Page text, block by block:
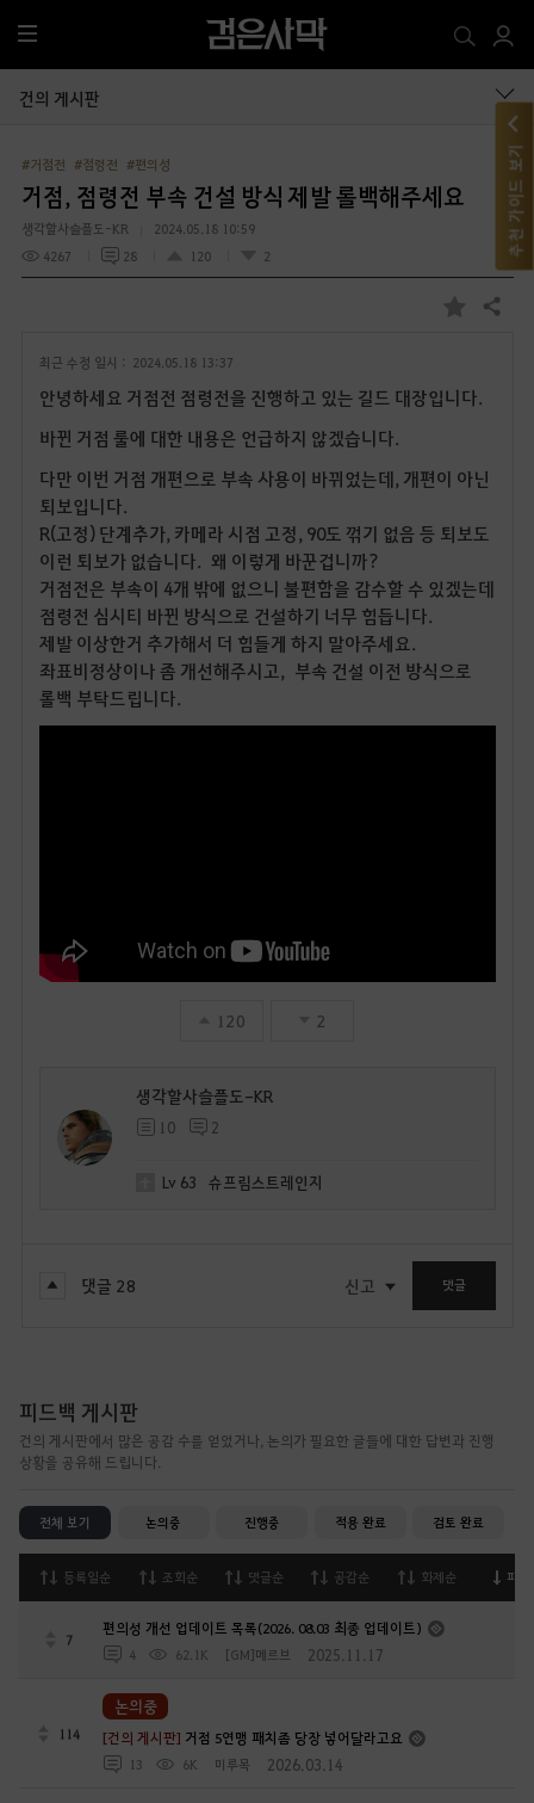
전
체
메
건의 게시판
#거점전 #점령전 #편의성
거점, 점령전 부속 건설 방식 제발 롤백해주세요
생각할사슬플도-KR
2024.05.18 10:59
4267
28 120 2
즐
기
공유하기
최근 수정 일시 : 2024.05.18 13:37
안녕하세요 거점전 점령전을 진행하고 있는 길드 대장입니다.
바뀐 거점 룰에 대한 내용은 언급하지 않겠습니다.
다만 이번 거점 개편으로 부속 사용이 바뀌었는데, 개편이 아닌
퇴보입니다.
R(고정) 단계추가, 카메라 시점 고정, 90도 꺾기 없음 등 퇴보도
이런 퇴보가 없습니다. 왜 이렇게 바꾼겁니까?
거점전은 부속이 4개 밖에 없으니 불편함을 감수할 수 있겠는데
점령전 심시티 바뀐 방식으로 건설하기 너무 힘듭니다.
제발 이상한거 추가해서 더 힘들게 하지 말아주세요.
좌표비정상이나 좀 개선해주시고, 부속 건설 이전 방식으로
롤백 부탁드립니다.
120 2
생각할사슬플도-KR
10 2
Lv 63 슈프림스트레인지
댓글 28 신고 댓글
피드백 게시판
건의 게시판에서 많은 공감 수를 얻었거나, 논의가 필요한 글들에 대한 답변과 진행
상황을 공유해 드립니다.
전체 보기 논의중 진행중 적용 완료 검토 완료
등록일순 조회순 댓글순 공감순 화제순 피
7
편의성 개선 업데이트 목록(2026. 08.03 최종 업데이트)
4 62.1K [GM]메르브 2025.11.17
114 [건의 게시판] 거점 5연맹 패치좀 당장 넣어달라고요
13 6K 미루목 2026.03.14
논의중
추천 가이드 보기